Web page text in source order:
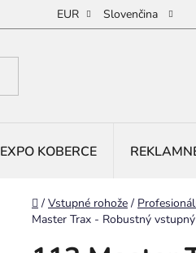
EUR Slovenčina
EXPO KOBERCE
Domov
/ Vstupné rohože /
Master Trax - Robustný